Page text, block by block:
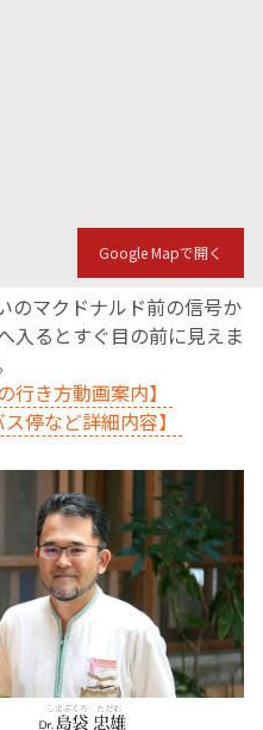
Google Mapで開く
のマクドナルド前の信号か
入るとすぐ目の前に見えま
行き方動画案内】
停など詳細内容】